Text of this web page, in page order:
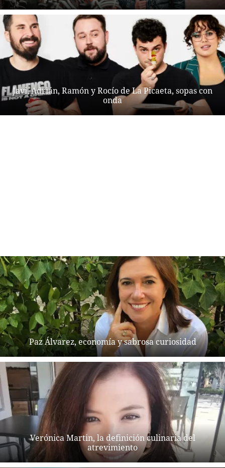
Javi, Adrián, Ramón y Rocío de La Picaeta, sopas con
onda
Paz Álvarez, economía y sabrosa curiosidad
Verónica Martin, la definición culinaria del
atrevimiento